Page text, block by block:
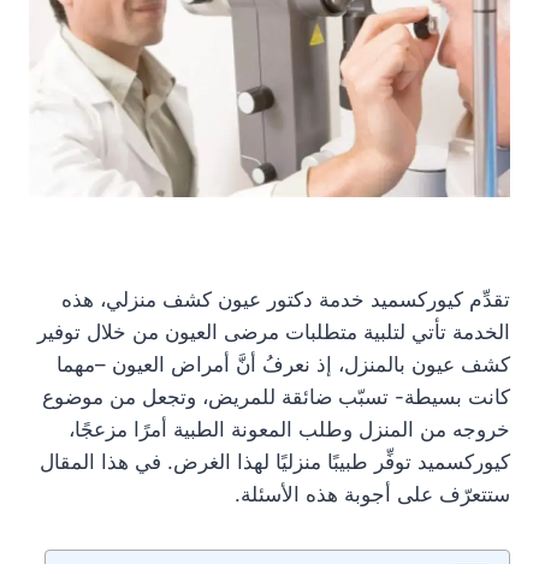
تقدِّم كيوركسميد خدمة دكتور عيون كشف منزلي، هذه
الخدمة تأتي لتلبية متطلبات مرضى العيون من خلال توفير
كشف عيون بالمنزل، إذ نعرفُ أنَّ أمراض العيون –مهما
كانت بسيطة- تسبّب ضائقة للمريض، وتجعل من موضوع
خروجه من المنزل وطلب المعونة الطبية أمرًا مزعجًا،
كيوركسميد توفِّر طبيبًا منزليًا لهذا الغرض. في هذا المقال
ستتعرّف على أجوبة هذه الأسئلة.